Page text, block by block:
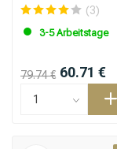
(3)
3-5 Arbeitstage
79.74 € 60.71 €